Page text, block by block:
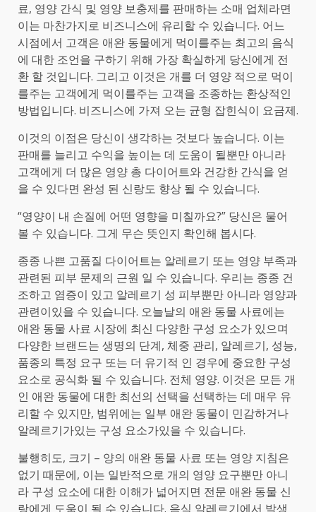
료, 영양 간식 및 영양 보충제를 판매하는 소매 업체라면
이는 마찬가지로 비즈니스에 유리할 수 있습니다. 어느
시점에서 고객은 애완 동물에게 먹이를주는 최고의 음식
에 대한 조언을 구하기 위해 가장 확실하게 당신에게 전
환 할 것입니다. 그리고 이것은 개를 더 영양 적으로 먹이
를주는 고객에게 먹이를주는 고객을 조종하는 환상적인
방법입니다. 비즈니스에 가져 오는 균형 잡힌식이 요금제.
이것의 이점은 당신이 생각하는 것보다 높습니다. 이는
판매를 늘리고 수익을 높이는 데 도움이 될뿐만 아니라
고객에게 더 많은 영양 총 다이어트와 건강한 간식을 얻
을 수 있다면 완성 된 신랑도 향상 될 수 있습니다.
“영양이 내 손질에 어떤 영향을 미칠까요?” 당신은 물어
볼 수 있습니다. 그게 무슨 뜻인지 확인해 봅시다.
종종 나쁜 고품질 다이어트는 알레르기 또는 영양 부족과
관련된 피부 문제의 근원 일 수 있습니다. 우리는 종종 건
조하고 염증이 있고 알레르기 성 피부뿐만 아니라 영양과
관련이있을 수 있습니다. 오늘날의 애완 동물 사료에는
애완 동물 사료 시장에 최신 다양한 구성 요소가 있으며
다양한 브랜드는 생명의 단계, 체중 관리, 알레르기, 성능,
품종의 특정 요구 또는 더 유기적 인 경우에 중요한 구성
요소로 공식화 될 수 있습니다. 전체 영양. 이것은 모든 개
인 애완 동물에 대한 최선의 선택을 선택하는 데 매우 유
리할 수 있지만, 범위에는 일부 애완 동물이 민감하거나
알레르기가있는 구성 요소가있을 수 있습니다.
불행히도, 크기 – 양의 애완 동물 사료 또는 영양 지침은
없기 때문에, 이는 일반적으로 개의 영양 요구뿐만 아니
라 구성 요소에 대한 이해가 넓어지면 전문 애완 동물 신
랑에게 도움이 될 수 있습니다. 음식 알레르기에서 발생